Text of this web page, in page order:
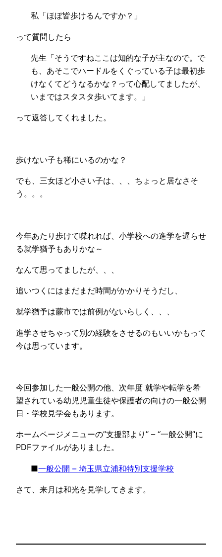
私「ほぼ皆歩けるんですか？」
って質問したら
先生「そうですねここは知的な子が主なので。で
も、あそこでハードルをくぐっている子は最初歩
けなくてどうなるかな？って心配してましたが、
いまではスタスタ歩いてます。」
って返答してくれました。
歩けない子も稀にいるのかな？
でも、三女ほど小さい子は、、、ちょっと居なさそ
う。。。
今年あたり歩けて喋れれば、小学校への進学を遅らせ
る就学猶予もありかな～
なんて思ってましたが、、、
追いつくにはまだまだ時間がかかりそうだし、
就学猶予は蕨市では前例がないらしく、、、
進学させちゃって別の経験をさせるのもいいかもって
今は思っています。
今回参加した一般公開の他、次年度 就学や転学を希
望されている幼児児童生徒や保護者の向けの一般公開
日・学校見学会もあります。
ホームページメニューの”支援部より” – “一般公開”に
PDFファイルがありました。
■一般公開 – 埼玉県立浦和特別支援学校
さて、来月は和光を見学してきます。